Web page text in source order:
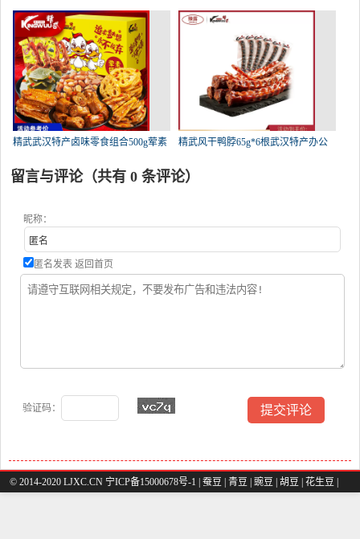
精武武汉特产卤味零食组合500g荤素 精武风干鸭脖65g*6根武汉特产办公
留言与评论（共有 0 条评论）
昵称：
匿名发表 返回首页
验证码：
© 2014-2020 LJXC.CN 宁ICP备15000678号-1 | 蚕豆 青豆 豌豆 胡豆 花生豆